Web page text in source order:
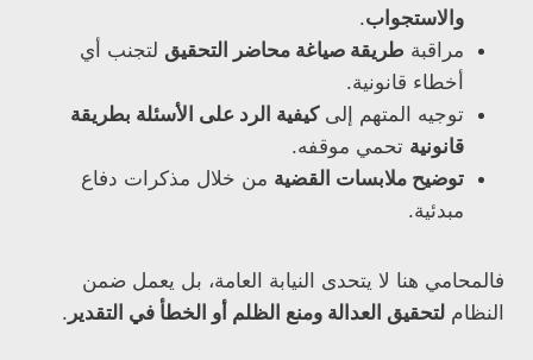
والاستجواب.
مراقبة طريقة صياغة محاضر التحقيق لتجنب أي
أخطاء قانونية.
توجيه المتهم إلىكيفية الرد على الأسئلة بطريقة
قانونية تحمي موقفه.
توضيح ملابسات القضية من خلال مذكرات دفاع
مبدئية.
فالمحامي هنا لا يتحدى النيابة العامة، بل يعمل ضمن
النظام لتحقيق العدالة ومنع الظلم أو الخطأ في التقدير .